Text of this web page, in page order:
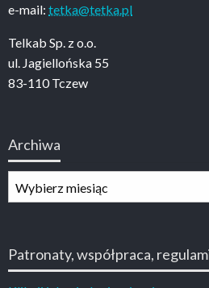
e-mail: tetka@tetka.pl
Telkab Sp. z o.o.
ul. Jagiellońska 55
83-110 Tczew
Archiwa
Patronaty, współpraca,